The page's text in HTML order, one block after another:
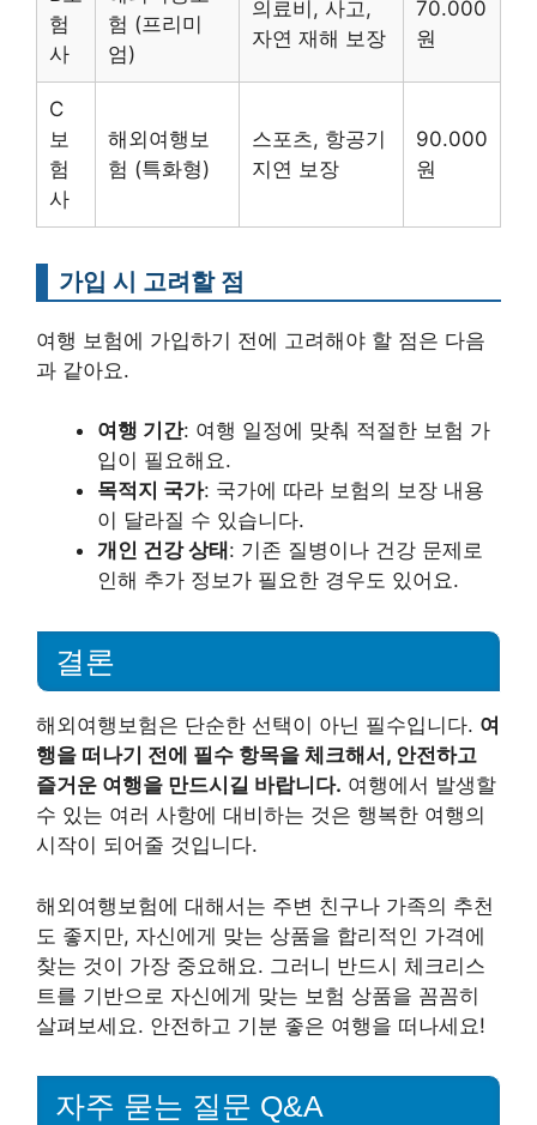
험
사
험 (프리미
엄)
의료비, 사고,
자연 재해 보장
70.000
원
C
보
험
사
해외여행보
험 (특화형)
스포츠, 항공기
지연 보장
90.000
원
가입 시 고려할 점
여행 보험에 가입하기 전에 고려해야 할 점은 다음
과 같아요.
여행 기간: 여행 일정에 맞춰 적절한 보험 가
입이 필요해요.
목적지 국가: 국가에 따라 보험의 보장 내용
이 달라질 수 있습니다.
개인 건강 상태 : 기존 질병이나 건강 문제로
인해 추가 정보가 필요한 경우도 있어요.
결론
해외여행보험은 단순한 선택이 아닌 필수입니다. 여
행을 떠나기 전에 필수 항목을 체크해서, 안전하고
즐거운 여행을 만드시길 바랍니다. 여행에서 발생할
수 있는 여러 사항에 대비하는 것은 행복한 여행의
시작이 되어줄 것입니다.
해외여행보험에 대해서는 주변 친구나 가족의 추천
도 좋지만, 자신에게 맞는 상품을 합리적인 가격에
찾는 것이 가장 중요해요. 그러니 반드시 체크리스
트를 기반으로 자신에게 맞는 보험 상품을 꼼꼼히
살펴보세요. 안전하고 기분 좋은 여행을 떠나세요!
자주 묻는 질문 Q&A